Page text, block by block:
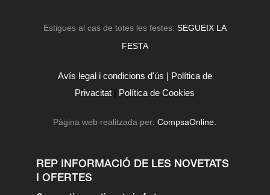
Estigues al cas de totes les festes: SEGUEIX LA
FESTA
Avís legal i condicions d'ús | Política de
Privacitat | Política de Cookies
Pàgina web realitzada per:CompsaOnline.
REP INFORMACIÓ DE LES NOVETATS
I OFERTES